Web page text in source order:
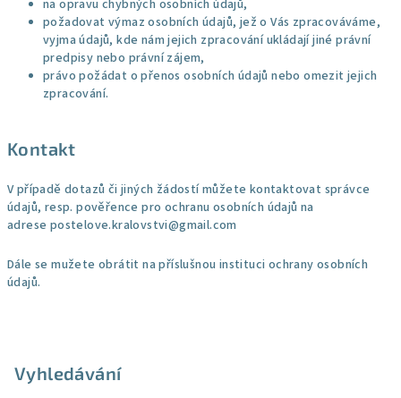
na opravu chybných osobních údajů,
požadovat výmaz osobních údajů, jež o Vás zpracováváme,
vyjma údajů, kde nám jejich zpracování ukládají jiné právní
predpisy nebo právní zájem,
právo požádat o přenos osobních údajů nebo omezit jejich
zpracování.
Kontakt
V případě dotazů či jiných žádostí můžete kontaktovat správce
údajů, resp. pověřence pro ochranu osobních údajů na
adrese postelove.kralovstvi@gmail.com
Dále se mužete obrátit na příslušnou instituci ochrany osobních
údajů.
Vyhledávání